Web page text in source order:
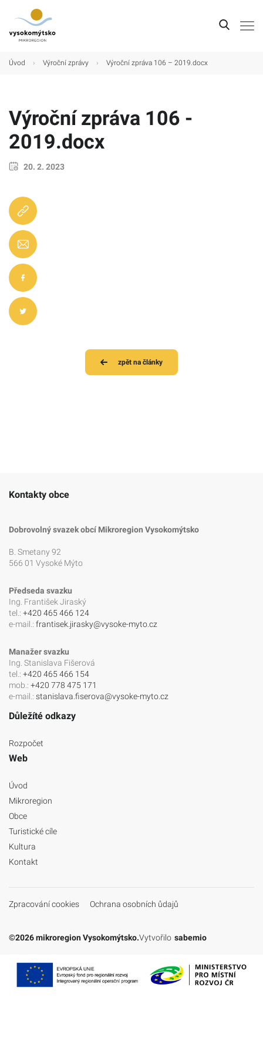
Úvod › Výroční zprávy › Výroční zpráva 106 – 2019.docx
Výroční zpráva 106 -
2019.docx
20. 2. 2023
zpět na články
Kontakty obce
Dobrovolný svazek obcí Mikroregion Vysokomýtsko
B. Smetany 92
566 01 Vysoké Mýto
Předseda svazku
Ing. František Jiraský
tel.: +420 465 466 124
e-mail.: frantisek.jirasky@vysoke-myto.cz
Manažer svazku
Ing. Stanislava Fišerová
tel.: +420 465 466 154
mob.: +420 778 475 171
e-mail.: stanislava.fiserova@vysoke-myto.cz
Důležíté odkazy
Rozpočet
Web
Úvod
Mikroregion
Obce
Turistické cíle
Kultura
Kontakt
Zpracování cookies Ochrana osobních ůdajů
©2026 mikroregion Vysokomýtsko.Vytvořilo sabemio
Úvod
Obce
Turistické cíle